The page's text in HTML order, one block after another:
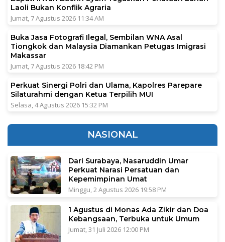
Laoli Bukan Konflik Agraria
Jumat, 7 Agustus 2026 11:34 AM
Buka Jasa Fotografi Ilegal, Sembilan WNA Asal
Tiongkok dan Malaysia Diamankan Petugas Imigrasi
Makassar
Jumat, 7 Agustus 2026 18:42 PM
Perkuat Sinergi Polri dan Ulama, Kapolres Parepare
Silaturahmi dengan Ketua Terpilih MUI
Selasa, 4 Agustus 2026 15:32 PM
NASIONAL
Dari Surabaya, Nasaruddin Umar
Perkuat Narasi Persatuan dan
Kepemimpinan Umat
Minggu, 2 Agustus 2026 19:58 PM
1 Agustus di Monas Ada Zikir dan Doa
Kebangsaan, Terbuka untuk Umum
Jumat, 31 Juli 2026 12:00 PM